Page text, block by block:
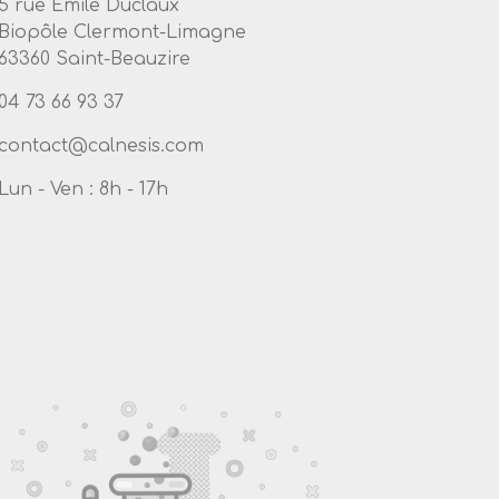
5 rue Emile Duclaux
Biopôle Clermont-Limagne
63360 Saint-Beauzire
04 73 66 93 37
Lun - Ven : 8h - 17h